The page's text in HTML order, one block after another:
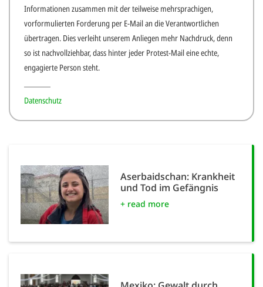
Informationen zusammen mit der teilweise mehrsprachigen,
vorformulierten Forderung per E-Mail an die Verantwortlichen
übertragen. Dies verleiht unserem Anliegen mehr Nachdruck, denn
so ist nachvollziehbar, dass hinter jeder Protest-Mail eine echte,
engagierte Person steht.
Datenschutz
Aserbaidschan: Krankheit
und Tod im Gefängnis
+ read more